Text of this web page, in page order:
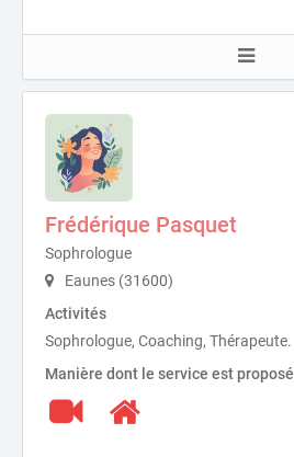
Frédérique Pasquet
Sophrologue
Eaunes (31600)
Activités
Sophrologue, Coaching, Thérapeute.
Manière dont le service est proposé